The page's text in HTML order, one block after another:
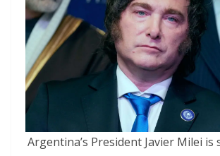
Argentina’s President Javier Milei is